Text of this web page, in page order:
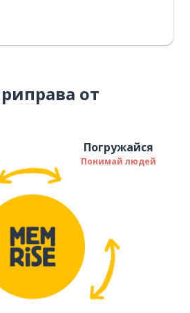
от
Погружайся
Понимай людей